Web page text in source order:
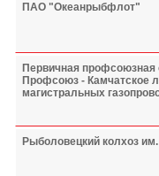
ПАО "Океанрыбфлот"
Первичная профсоюзная
Профсоюз - Камчатское
магистральных
Рыболовецкий колхоз